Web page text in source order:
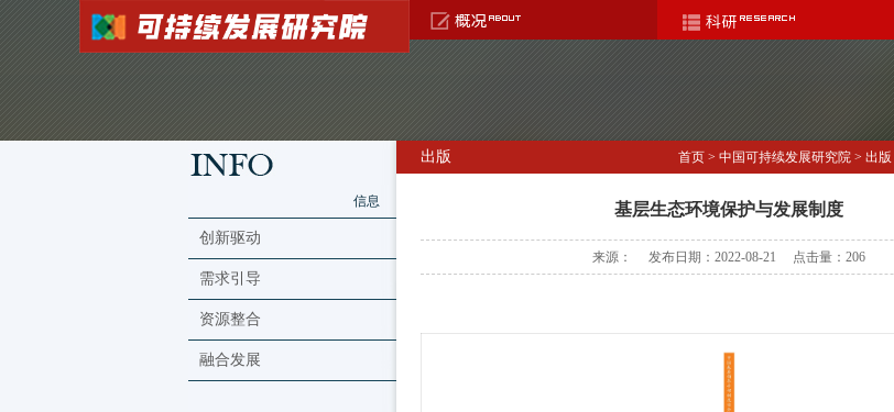
信息
创新驱动
需求引导
资源整合
融合发展
首页> 中国可持续发展研究院> 出版
出版
基层生态环境保护与发展制度
来源： 发布日期：2022-08-21 点击量： 206